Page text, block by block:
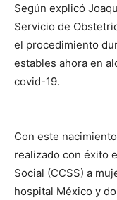
Según explicó
Servicio de
el procedimiento
estables ahora en
covid-19.
Con este
realizado con éxito
Social (CCSS) a
hospital México y